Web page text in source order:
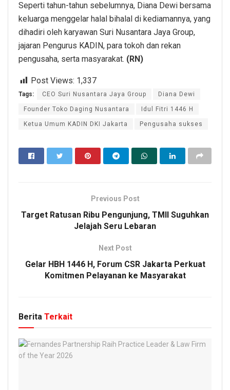
Seperti tahun-tahun sebelumnya, Diana Dewi bersama
keluarga menggelar halal bihalal di kediamannya, yang
dihadiri oleh karyawan Suri Nusantara Jaya Group,
jajaran Pengurus KADIN, para tokoh dan rekan
pengusaha, serta masyarakat. (RN)
Post Views: 1,337
Tags: CEO Suri Nusantara Jaya Group Diana Dewi
Founder Toko Daging Nusantara Idul Fitri 1446 H
Ketua Umum KADIN DKI Jakarta Pengusaha sukses
Previous Post
Target Ratusan Ribu Pengunjung, TMII Suguhkan
Jelajah Seru Lebaran
Next Post
Gelar HBH 1446 H, Forum CSR Jakarta Perkuat
Komitmen Pelayanan ke Masyarakat
Berita Terkait